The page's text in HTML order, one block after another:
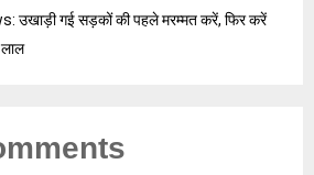
उखाड़ी गई सड़कों की पहले मरम्मत करें, फिर करें